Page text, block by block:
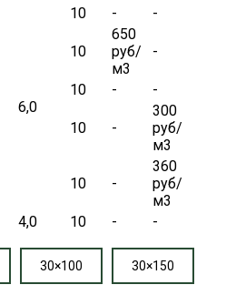
6,0
10 - -
10
650
руб/
м3
-
10 - -
10 -
300
руб/
м3
10 -
360
руб/
м3
4,0 10 - -
30×100 30×150